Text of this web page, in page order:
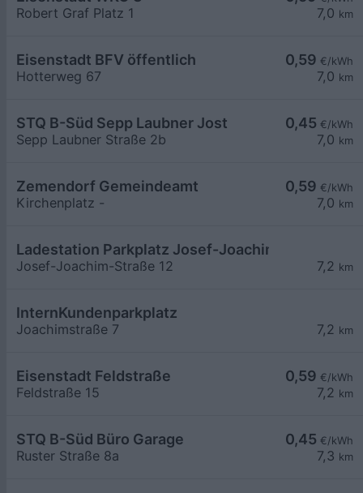
7,0 km
Robert Graf Platz 1
0,59 €/kWh
7,0 km
Eisenstadt BFV öffentlich
Hotterweg 67
0,45 €/kWh
7,0 km
STQ B-Süd Sepp Laubner Jost
Sepp Laubner Straße 2b
0,59 €/kWh
7,0 km
Zemendorf Gemeindeamt
Kirchenplatz -
7,2 km
Ladestation Parkplatz Josef-Joachim-Straße
Josef-Joachim-Straße 12
7,2 km
InternKundenparkplatz
Joachimstraße 7
0,59 €/kWh
7,2 km
Eisenstadt Feldstraße
Feldstraße 15
0,45 €/kWh
7,3 km
STQ B-Süd Büro Garage
Ruster Straße 8a